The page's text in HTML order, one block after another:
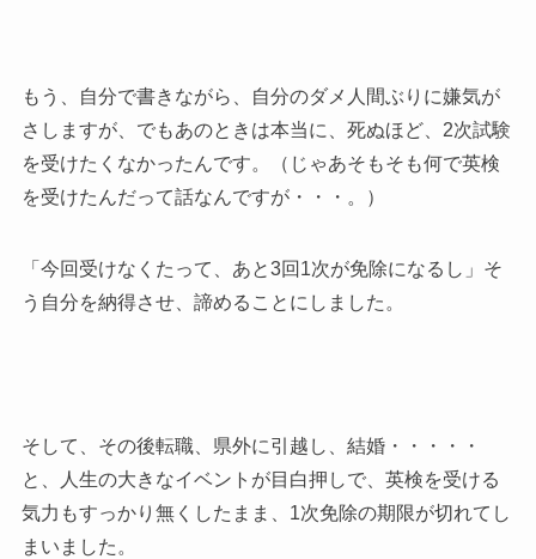
もう、自分で書きながら、自分のダメ人間ぶりに嫌気が
さしますが、でもあのときは本当に、死ぬほど、2次試験
を受けたくなかったんです。（じゃあそもそも何で英検
を受けたんだって話なんですが・・・。）
「今回受けなくたって、あと3回1次が免除になるし」そ
う自分を納得させ、諦めることにしました。
そして、その後転職、県外に引越し、結婚・・・・・
と、人生の大きなイベントが目白押しで、英検を受ける
気力もすっかり無くしたまま、1次免除の期限が切れてし
まいました。